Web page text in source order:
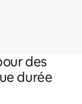
des
durée